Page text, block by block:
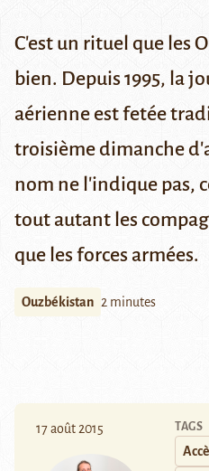
C'est un rituel que les
bien. Depuis 1995, la
aérienne est fetée
troisième dimanche
nom ne l'indique pas,
tout autant les
que les forces armées.
Ouzbékistan 2 minutes
17 août 2015 TAGS